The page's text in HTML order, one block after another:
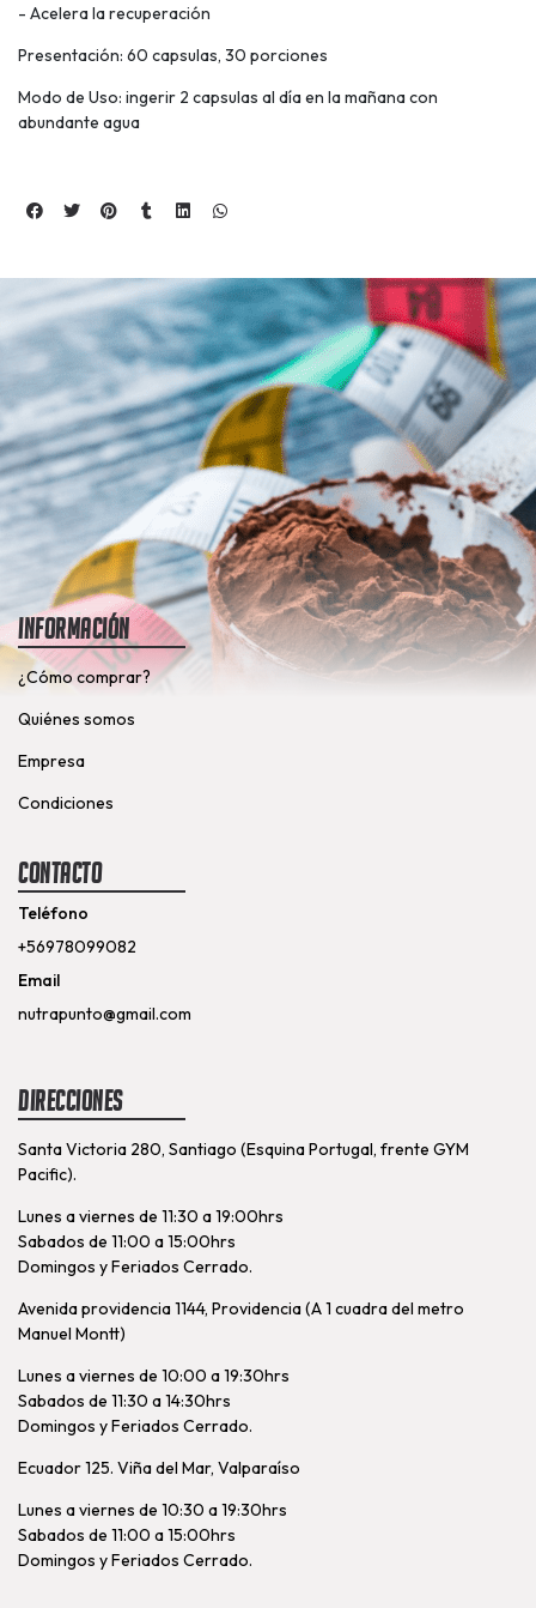
- Acelera la recuperación
Presentación: 60 capsulas, 30 porciones
Modo de Uso: ingerir 2 capsulas al día en la mañana con
abundante agua
Información
¿Cómo comprar?
Quiénes somos
Empresa
Condiciones
Contacto
Teléfono
+56978099082
Email
nutrapunto@gmail.com
Direcciones
Santa Victoria 280, Santiago (Esquina Portugal, frente GYM
Pacific).
Lunes a viernes de 11:30 a 19:00hrs
Sabados de 11:00 a 15:00hrs
Domingos y Feriados Cerrado.
Avenida providencia 1144, Providencia (A 1 cuadra del metro
Manuel Montt)
Lunes a viernes de 10:00 a 19:30hrs
Sabados de 11:30 a 14:30hrs
Domingos y Feriados Cerrado.
Ecuador 125. Viña del Mar, Valparaíso
Lunes a viernes de 10:30 a 19:30hrs
Sabados de 11:00 a 15:00hrs
Domingos y Feriados Cerrado.